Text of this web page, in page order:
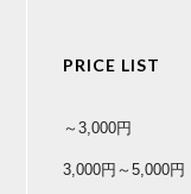
PRICE LIST
～3,000円
3,000円～5,000円